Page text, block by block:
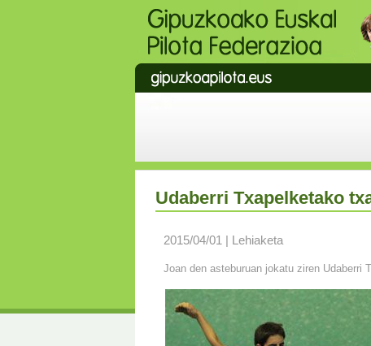
Udaberri Txapelketako
2015/04/01 | Lehiaketa
Joan den asteburuan jokatu ziren Udaberri